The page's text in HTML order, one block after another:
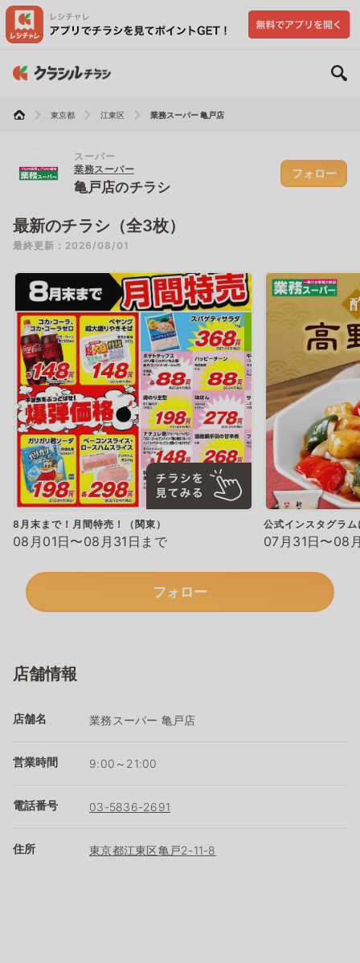
東京都 江東区 業務スーパー 亀戸店
スーパー
業務スーパー
亀戸店のチラシ
フォロー
最新のチラシ（全3枚）
最終更新：2026/08/01
8月末まで！月間特売！（関東）
08月01日〜08月31日まで
公式インスタグラ
07月31日〜08
フォロー
店舗情報
店舗名 業務スーパー 亀戸店
営業時間 9:00～21:00
電話番号 03-5836-2691
住所 東京都江東区亀戸2-11-8